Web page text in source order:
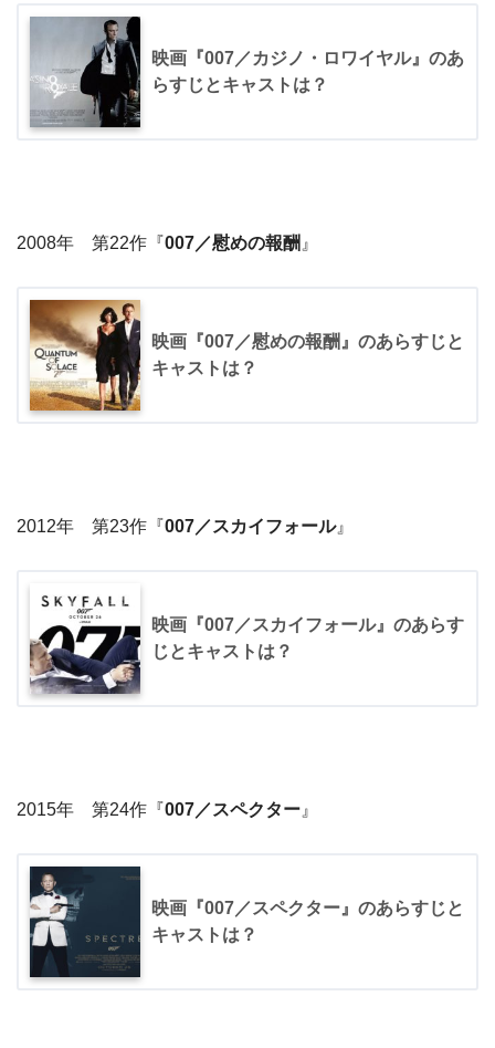
映画『007／カジノ・ロワイヤル』のあ
らすじとキャストは？
2008年 第22作『007／慰めの報酬 』
映画『007／慰めの報酬』のあらすじと
キャストは？
2012年 第23作『007／スカイフォール』
映画『007／スカイフォール』のあらす
じとキャストは？
2015年 第24作『007／スペクター 』
映画『007／スペクター』のあらすじと
キャストは？